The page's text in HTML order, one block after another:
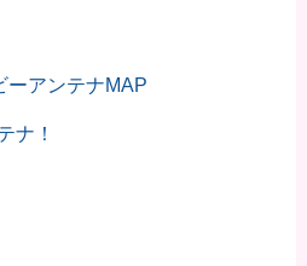
ーアンテナMAP
ナ！